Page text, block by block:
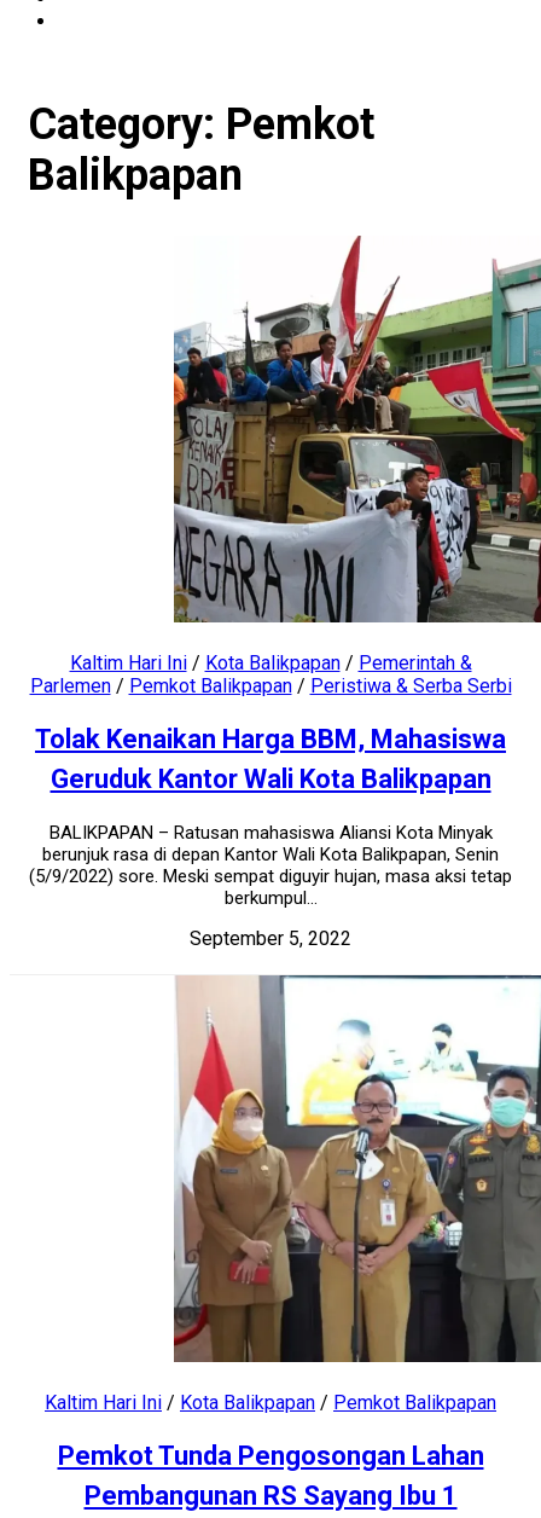
Category: Pemkot
Balikpapan
Kaltim Hari Ini/ Kota Balikpapan/ Pemerintah &
Parlemen/ Pemkot Balikpapan/ Peristiwa & Serba Serbi
Tolak Kenaikan Harga BBM, Mahasiswa
Geruduk Kantor Wali Kota Balikpapan
BALIKPAPAN – Ratusan mahasiswa Aliansi Kota Minyak
berunjuk rasa di depan Kantor Wali Kota Balikpapan, Senin
(5/9/2022) sore. Meski sempat diguyir hujan, masa aksi tetap
berkumpul...
September 5, 2022
Kaltim Hari Ini / Kota Balikpapan / Pemkot Balikpapan
Pemkot Tunda Pengosongan Lahan
Pembangunan RS Sayang Ibu 1